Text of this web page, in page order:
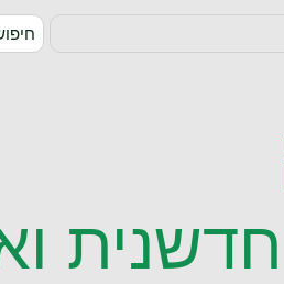
חדשנית